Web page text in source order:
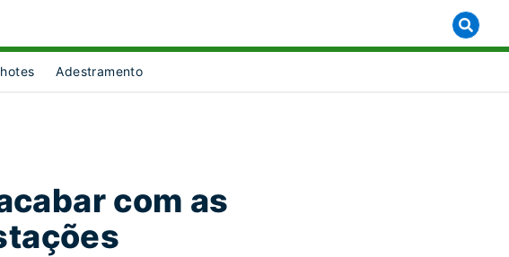
Adestramento
com as